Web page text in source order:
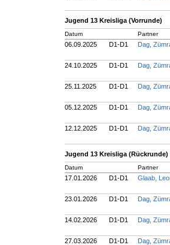
Jugend 13 Kreisliga (Vorrunde)
Datum Partner
06.09.2025 D1-D1 Dag,
24.10.2025 D1-D1 Dag,
25.11.2025 D1-D1 Dag,
05.12.2025 D1-D1 Dag,
12.12.2025 D1-D1 Dag,
Jugend 13 Kreisliga (Rückrunde)
Datum Partner
17.01.2026 D1-D1 Glaab,
23.01.2026 D1-D1 Dag,
14.02.2026 D1-D1 Dag,
27.03.2026 D1-D1 Dag,